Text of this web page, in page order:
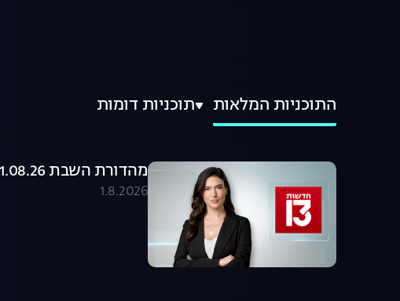
התוכניות המלאות תוכניות דומות
מהדורת השבת 01.08.26 - המהדורה המלאה
1.8.2026